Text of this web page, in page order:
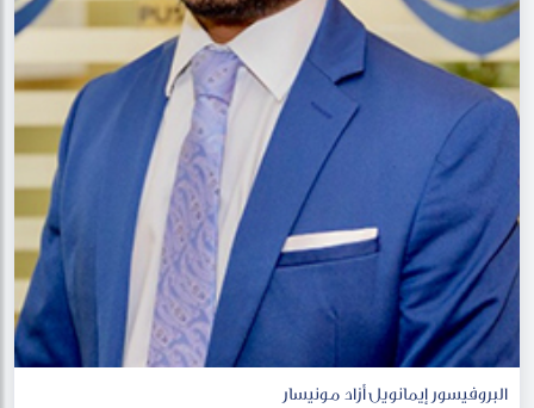
البروفيسور إيمانويل أزاد مونيسار